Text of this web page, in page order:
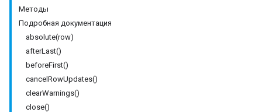
Методы
Подробная документация
absolute(row)
afterLast()
beforeFirst()
cancelRowUpdates()
clearWarnings()
close()